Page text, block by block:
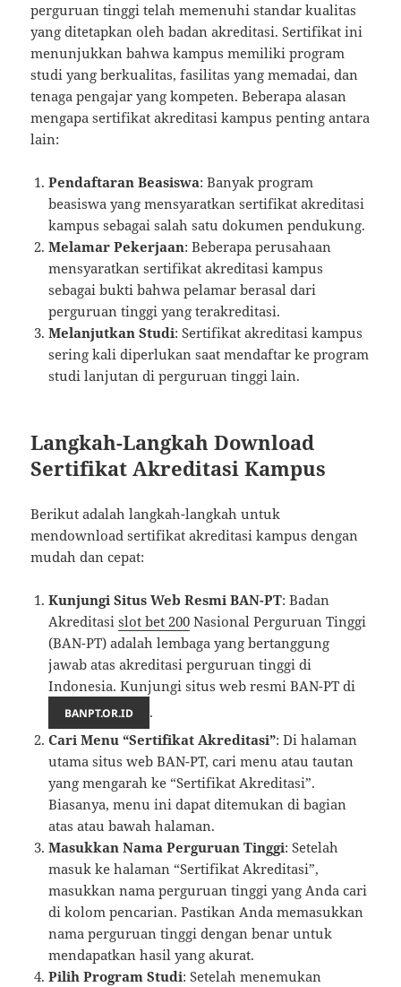
perguruan tinggi telah memenuhi standar kualitas
yang ditetapkan oleh badan akreditasi. Sertifikat ini
menunjukkan bahwa kampus memiliki program
studi yang berkualitas, fasilitas yang memadai, dan
tenaga pengajar yang kompeten. Beberapa alasan
mengapa sertifikat akreditasi kampus penting antara
lain:
Pendaftaran Beasiswa: Banyak program
beasiswa yang mensyaratkan sertifikat akreditasi
kampus sebagai salah satu dokumen pendukung.
Melamar Pekerjaan: Beberapa perusahaan
mensyaratkan sertifikat akreditasi kampus
sebagai bukti bahwa pelamar berasal dari
perguruan tinggi yang terakreditasi.
Melanjutkan Studi: Sertifikat akreditasi kampus
sering kali diperlukan saat mendaftar ke program
studi lanjutan di perguruan tinggi lain.
Langkah-Langkah Download
Sertifikat Akreditasi Kampus
Berikut adalah langkah-langkah untuk
mendownload sertifikat akreditasi kampus dengan
mudah dan cepat:
Kunjungi Situs Web Resmi BAN-PT: Badan
Akreditasislot bet 200 Nasional Perguruan Tinggi
(BAN-PT) adalah lembaga yang bertanggung
jawab atas akreditasi perguruan tinggi di
Indonesia. Kunjungi situs web resmi BAN-PT di
BANPT.OR.ID
.
Cari Menu “Sertifikat Akreditasi”: Di halaman
utama situs web BAN-PT, cari menu atau tautan
yang mengarah ke “Sertifikat Akreditasi”.
Biasanya, menu ini dapat ditemukan di bagian
atas atau bawah halaman.
Masukkan Nama Perguruan Tinggi: Setelah
masuk ke halaman “Sertifikat Akreditasi”,
masukkan nama perguruan tinggi yang Anda cari
di kolom pencarian. Pastikan Anda memasukkan
nama perguruan tinggi dengan benar untuk
mendapatkan hasil yang akurat.
Pilih Program Studi: Setelah menemukan